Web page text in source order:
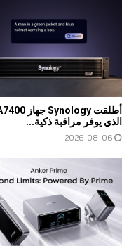
الذي يوفر مراقبة ذكية...
2026-08-06